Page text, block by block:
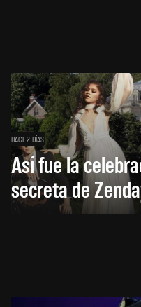
HACE 2 DÍAS
Así fue la
secreta de